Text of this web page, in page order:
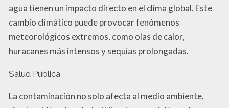
agua tienen un impacto directo en el clima global. Este
cambio climático puede provocar fenómenos
meteorológicos extremos, como olas de calor,
huracanes más intensos y sequías prolongadas.
Salud Pública
La contaminación no solo afecta al medio ambiente,